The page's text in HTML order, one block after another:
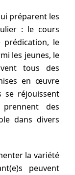
préparent les
: le cours
prédication, le
les jeunes, le
tous des
en œuvre
se réjouissent
des
dans divers
la variété
peuvent